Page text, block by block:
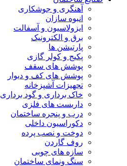
آهنگری و جوشکاری
انبوه سازان
ایزولاسیون و آسفالت
برق و الکترونیک
پارتیشن ها
پکیج و کولر گازی
پوشش های سقف
پوشش های کف و دیوار
تجهیزات آشپزخانه
خاک برداری و گود برداری
داربست های فلزی
درب و پنجره ساختمان
دکوراسیون داخلی
دوخت و نصب پرده
روف گاردن
سازه های چوبی
سنگ ونمای ساختمان